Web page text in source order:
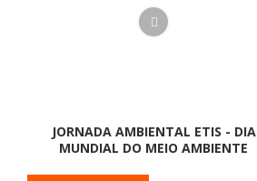
JORNADA AMBIENTAL ETIS - DIA
MUNDIAL DO MEIO AMBIENTE